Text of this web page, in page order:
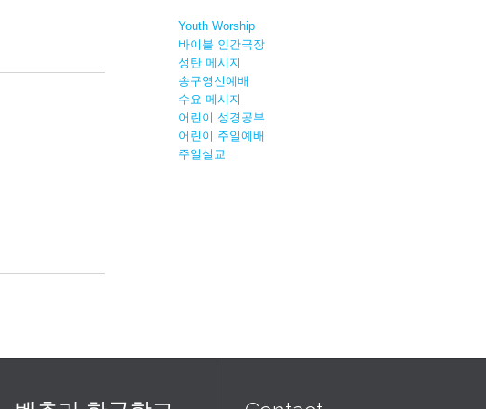
Youth Worship
바이블 인간극장
성탄 메시지
송구영신예배
수요 메시지
어린이 성경공부
어린이 주일예배
주일설교